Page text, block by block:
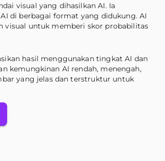
visual yang dihasilkan AI. Ia
di berbagai format yang didukung. AI
visual untuk memberi skor probabilitas
hasil menggunakan tingkat AI dan
kemungkinan AI rendah, menengah,
yang jelas dan terstruktur untuk